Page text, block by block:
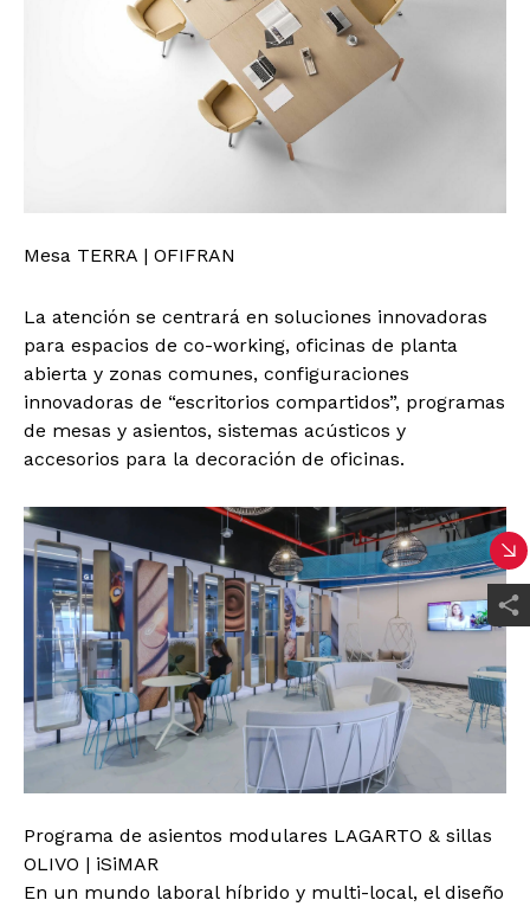
Mesa TERRA | OFIFRAN
La atención se centrará en soluciones innovadoras
para espacios de co-working, oficinas de planta
abierta y zonas comunes, configuraciones
innovadoras de “escritorios compartidos”, programas
de mesas y asientos, sistemas acústicos y
accesorios para la decoración de oficinas.
Programa de asientos modulares LAGARTO & sillas
OLIVO | iSiMAR
En un mundo laboral híbrido y multi-local, el diseño